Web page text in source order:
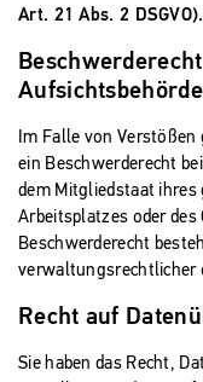
Art. 21 Abs. 2 DSGVO).
Aufsichtsbehörde
Im Falle von Verstößen
ein Beschwerderecht
dem Mitgliedstaat
Arbeitsplatzes oder
Beschwerderecht
verwaltungsrechtlicher
Recht auf
Sie haben das Recht,